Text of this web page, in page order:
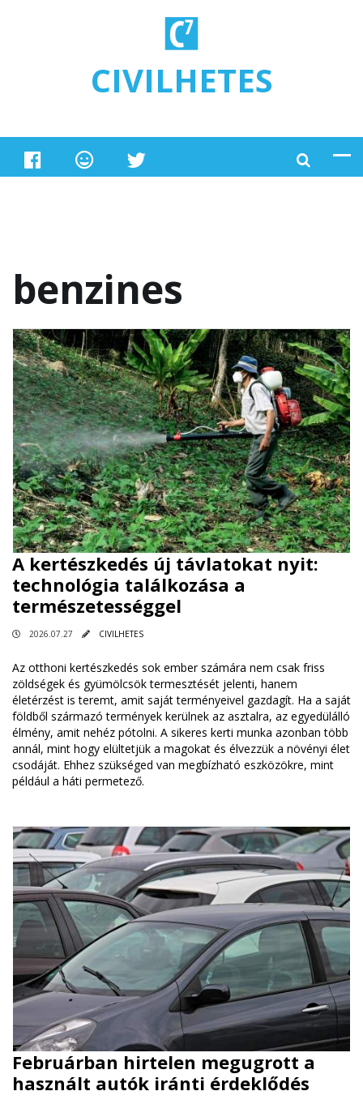
CIVILHETES
benzines
A kertészkedés új távlatokat nyit:
technológia találkozása a
természetességgel
2026.07.27 CIVILHETES
Az otthoni kertészkedés sok ember számára nem csak friss
zöldségek és gyümölcsök termesztését jelenti, hanem
életérzést is teremt, amit saját terményeivel gazdagít. Ha a saját
földből származó termények kerülnek az asztalra, az egyedülálló
élmény, amit nehéz pótolni. A sikeres kerti munka azonban több
annál, mint hogy elültetjük a magokat és élvezzük a növényi élet
csodáját. Ehhez szükséged van megbízható eszközökre, mint
például a háti permetező.
Februárban hirtelen megugrott a
használt autók iránti érdeklődés